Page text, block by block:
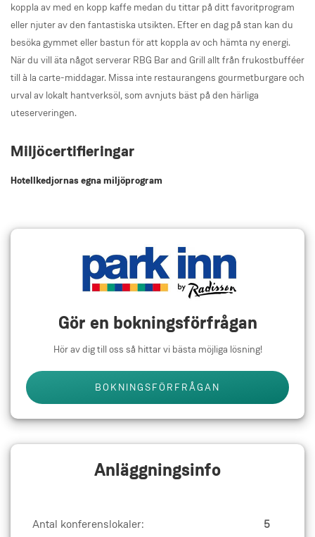
koppla av med en kopp kaffe medan du tittar på ditt favoritprogram
eller njuter av den fantastiska utsikten. Efter en dag på stan kan du
besöka gymmet eller bastun för att koppla av och hämta ny energi.
När du vill äta något serverar RBG Bar and Grill allt från frukostbufféer
till à la carte-middagar. Missa inte restaurangens gourmetburgare och
urval av lokalt hantverksöl, som avnjuts bäst på den härliga
uteserveringen.
Miljöcertifieringar
Hotellkedjornas egna miljöprogram
Gör en bokningsförfrågan
Hör av dig till oss så hittar vi bästa möjliga lösning!
BOKNINGSFÖRFRÅGAN
Anläggningsinfo
Antal konferenslokaler: 5